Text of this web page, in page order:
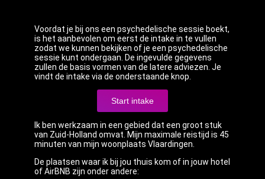
Voordat je bij ons een psychedelische sessie boekt,
is het aanbevolen om eerst de intake in te vullen
zodat we kunnen bekijken of je een psychedelische
sessie kunt ondergaan. De ingevulde gegevens
zullen de basis vormen van de latere adviezen. Je
vindt de intake via de onderstaande knop.
Start intake
Ik ben werkzaam in een gebied dat een groot stuk
van Zuid-Holland omvat. Mijn maximale reistijd is 45
minuten van mijn woonplaats Vlaardingen.
De plaatsen waar ik bij jou thuis kom of in jouw hotel
of AirBNB zijn onder andere: